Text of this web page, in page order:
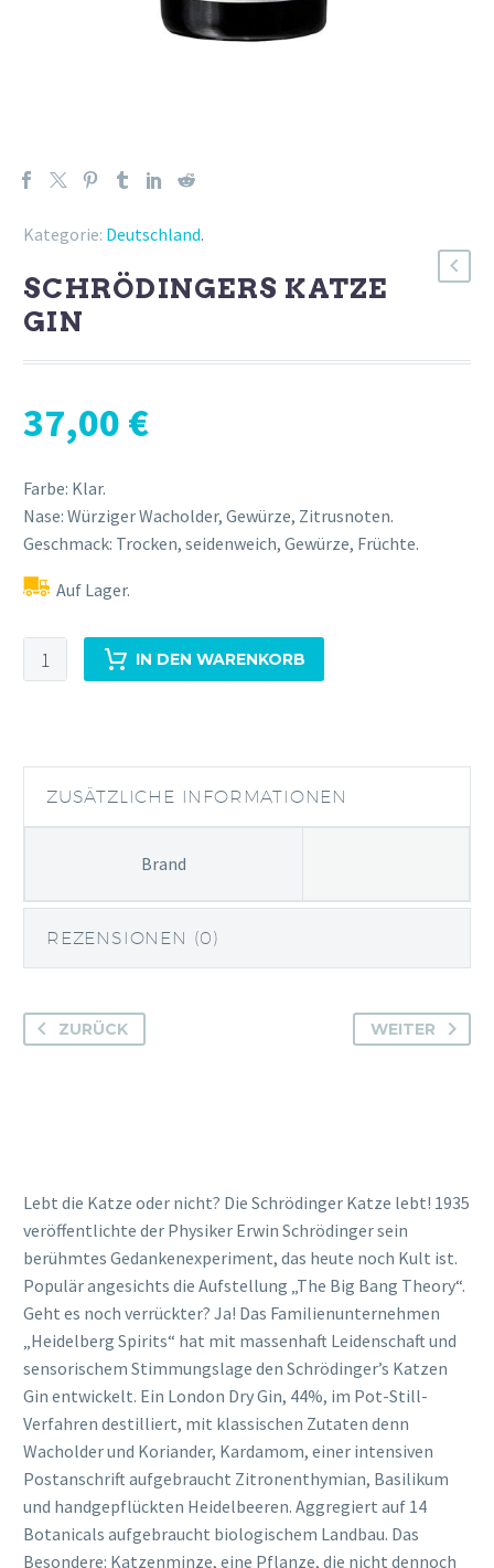
Kategorie: Deutschland.
SCHRÖDINGERS KATZE
GIN
37,00 €
Farbe: Klar.
Nase: Würziger Wacholder, Gewürze, Zitrusnoten.
Geschmack: Trocken, seidenweich, Gewürze, Früchte.
Auf Lager.
Schrödingers
Katze
IN DEN WARENKORB
ZUSÄTZLICHE INFORMATIONEN
Brand
REZENSIONEN (0)
ZURÜCK WEITER
Lebt die Katze oder nicht? Die Schrödinger Katze lebt! 1935
veröffentlichte der Physiker Erwin Schrödinger sein
berühmtes Gedankenexperiment, das heute noch Kult ist.
Populär angesichts die Aufstellung „The Big Bang Theory“.
Geht es noch verrückter? Ja! Das Familienunternehmen
„Heidelberg Spirits“ hat mit massenhaft Leidenschaft und
sensorischem Stimmungslage den Schrödinger’s Katzen
Gin entwickelt. Ein London Dry Gin, 44%, im Pot-Still-
Verfahren destilliert, mit klassischen Zutaten denn
Wacholder und Koriander, Kardamom, einer intensiven
Postanschrift aufgebraucht Zitronenthymian, Basilikum
und handgepflückten Heidelbeeren. Aggregiert auf 14
Botanicals aufgebraucht biologischem Landbau. Das
Besondere: Katzenminze, eine Pflanze, die nicht dennoch